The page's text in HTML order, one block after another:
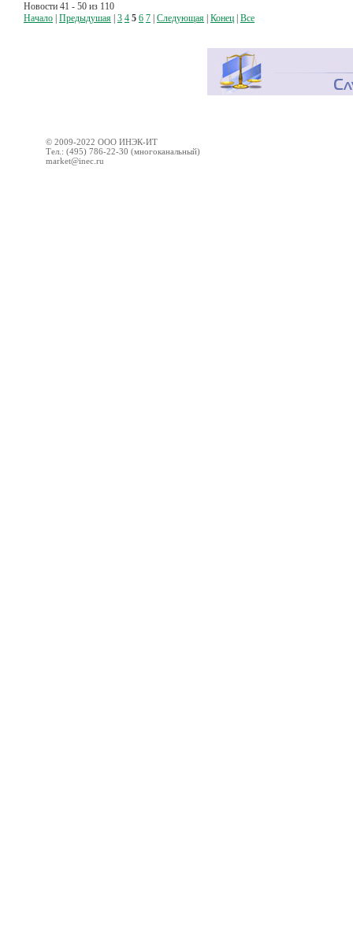
Новости 41 - 50 из 110
Начало Предыдушая 3 4 5 6 7 Следующая Конец Все
© 2009-2022 ООО ИНЭК-ИТ
Тел.: (495) 786-22-30 (многоканальный)
market@inec.ru